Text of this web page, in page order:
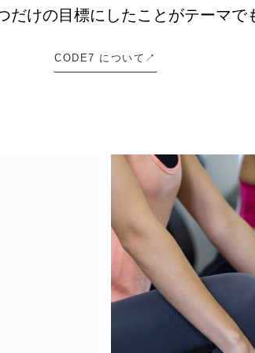
だけの目標にしたことがテーマで
CODE7 について↗︎